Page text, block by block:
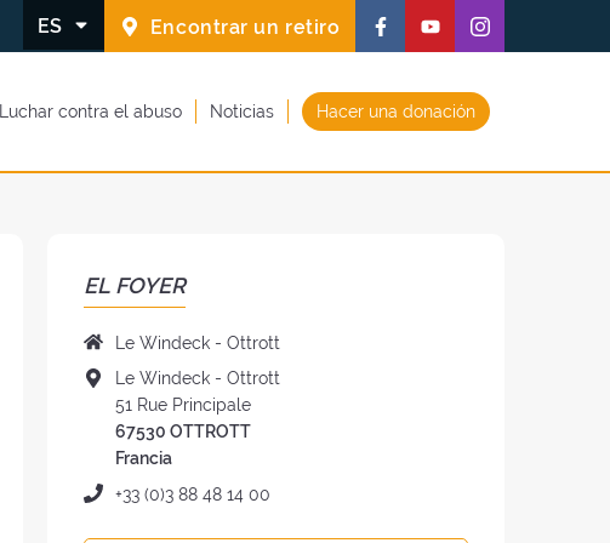
ES Encontrar un retiro
Síguenos
en
(nueva
Síguenos
en
(nueva
Síguenos
en
(nueva
Luchar contra el abuso Noticias Hacer una donación
EL FOYER
Nombre
del
foyer
:
Le Windeck - Ottrott
Dirección
del
foye
:
Le Windeck - Ottrott
51 Rue Principale
67530 OTTROTT
Francia
Teléfono
+33 (0)3 88 48 14 00